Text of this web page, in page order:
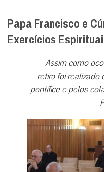
Papa Francisco e
Exercícios
Assim como
retiro foi realizado
pontífice e pelos